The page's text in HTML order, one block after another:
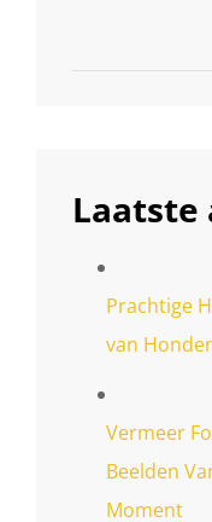
Prachtige
van
Vermeer
Beelden
Moment